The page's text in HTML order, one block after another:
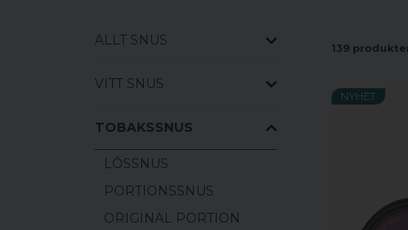
ALLT SNUS
VITT SNUS
TOBAKSSNUS
LÖSSNUS
PORTIONSSNUS
ORIGINAL PORTION
139
NYHET